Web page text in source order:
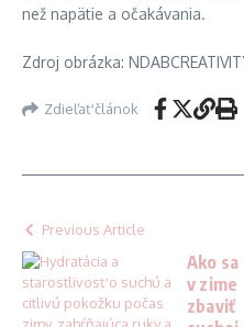
než napätie a očakávania.
Zdroj obrázka:
Zdieľať článok
Previous Article
Ako sa
v zime
zbaviť